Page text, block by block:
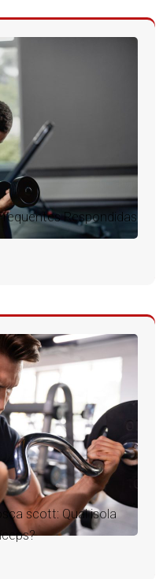
Respondidas
scott: Qual isola